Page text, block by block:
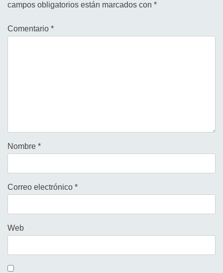
campos obligatorios están marcados con *
Comentario *
Nombre *
Correo electrónico *
Web